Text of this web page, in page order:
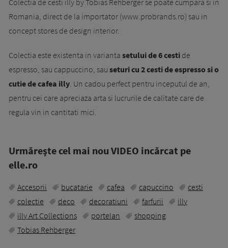
Romania, direct de la importator (www.probrands.ro) sau in
concept stores de design interior.
Colectia este existenta in varianta setului de 6 cesti de
espresso, sau cappuccino, sau seturi cu 2 cesti de espresso si o
cutie de cafea illy . Un cadou perfect pentru inceputul de an,
pentru cei care apreciaza arta si lucrurile de calitate care de
regula vin in cantitati mici.
Urmăreşte cel mai nou VIDEO incărcat pe
elle.ro
Accesorii bucatarie cafea capuccino
cesti
colectie
deco decoratiuni farfurii
illy
illy Art Collections
portelan
shopping
Tobias Rehberger